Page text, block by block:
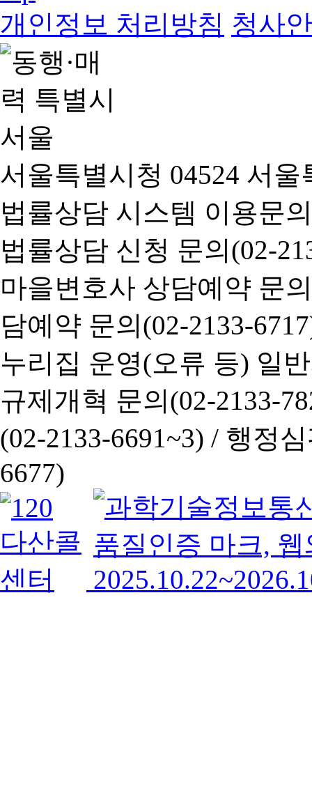
개인정보 처리방침 청사
서울특별시청 04524 서
법률상담 시스템 이용문
법률상담 신청 문의(02-
마을변호사 상담예약 문
담예약 문의(02-2133-
누리집 운영(오류 등) 일
규제개혁 문의(02-2133-
(02-2133-6691~3) / 행정심
6677)